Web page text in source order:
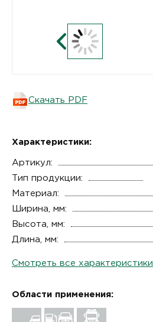
Скачать PDF
Характеристики:
Артикул:
Тип продукции:
Материал:
Ширина, мм:
Высота, мм:
Длина, мм:
Смотреть все характеристики
Области применения: